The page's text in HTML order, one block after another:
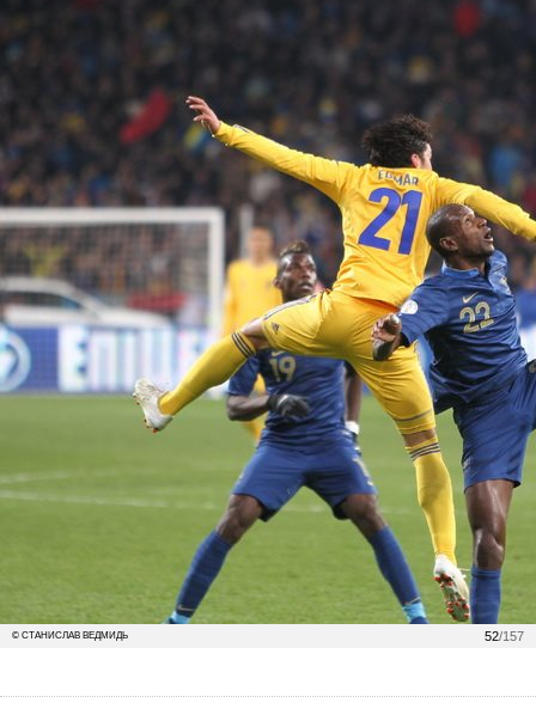
52/157
© СТАНИСЛАВ ВЕДМИДЬ